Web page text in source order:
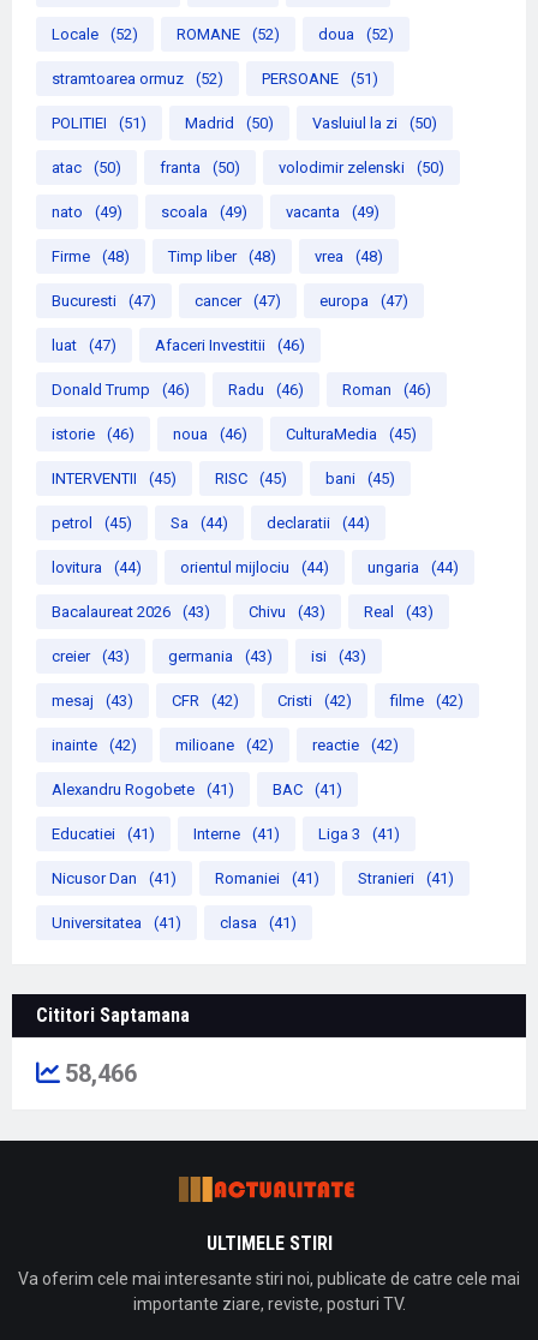
Locale (52) ROMANE (52) doua (52)
stramtoarea ormuz (52) PERSOANE (51)
POLITIEI (51) Madrid (50) Vasluiul la zi (50)
atac (50) franta (50) volodimir zelenski (50)
nato (49) scoala (49) vacanta (49)
Firme (48) Timp liber (48) vrea (48)
Bucuresti (47) cancer (47) europa (47)
luat (47) Afaceri Investitii (46)
Donald Trump (46) Radu (46) Roman (46)
istorie (46) noua (46) CulturaMedia (45)
INTERVENTII (45) RISC (45) bani (45)
petrol (45) Sa (44) declaratii (44)
lovitura (44) orientul mijlociu (44) ungaria (44)
Bacalaureat 2026 (43) Chivu (43) Real (43)
creier (43) germania (43) isi (43)
mesaj (43) CFR (42) Cristi (42) filme (42)
inainte (42) milioane (42) reactie (42)
Alexandru Rogobete (41) BAC (41)
Educatiei (41) Interne (41) Liga 3 (41)
Nicusor Dan (41) Romaniei (41) Stranieri (41)
Universitatea (41) clasa (41)
Cititori Saptamana
58,466
ULTIMELE STIRI
Va oferim cele mai interesante stiri noi, publicate de catre cele mai
importante ziare, reviste, posturi TV.